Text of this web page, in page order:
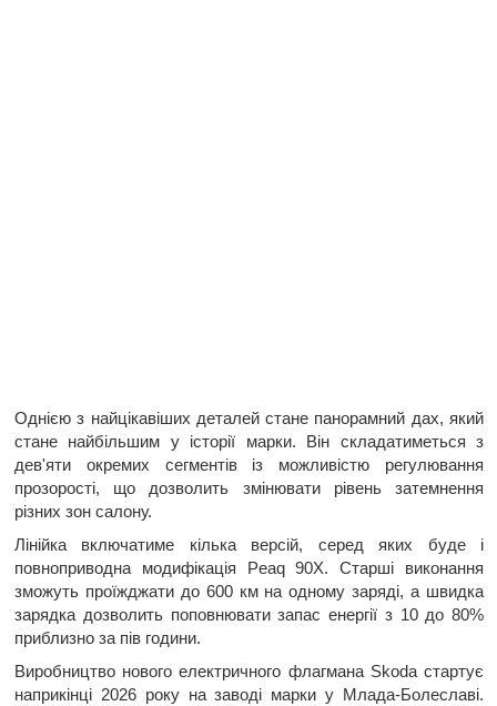
Однією з найцікавіших деталей стане панорамний дах, який
стане найбільшим у історії марки. Він складатиметься з
дев'яти окремих сегментів із можливістю регулювання
прозорості, що дозволить змінювати рівень затемнення
різних зон салону.
Лінійка включатиме кілька версій, серед яких буде і
повноприводна модифікація Peaq 90X. Старші виконання
зможуть проїжджати до 600 км на одному заряді, а швидка
зарядка дозволить поповнювати запас енергії з 10 до 80%
приблизно за пів години.
Виробництво нового електричного флагмана Skoda стартує
наприкінці 2026 року на заводі марки у Млада-Болеславі.